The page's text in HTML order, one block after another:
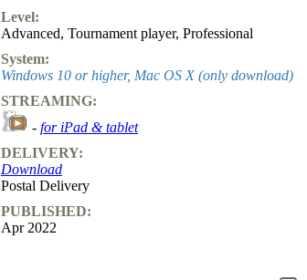
Level:
Advanced, Tournament player, Professional
System:
Windows 10 or higher, Mac OS X (only download)
STREAMING:
- for iPad & tablet
DELIVERY:
Download
Postal Delivery
PUBLISHED:
Apr 2022
Program
Upgrade
Database